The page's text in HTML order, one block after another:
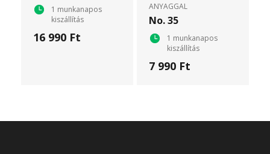
1 munkanapos
kiszállítás
16 990 Ft
ANYAGGAL
No. 35
1 munkanapos
kiszállítás
7 990 Ft